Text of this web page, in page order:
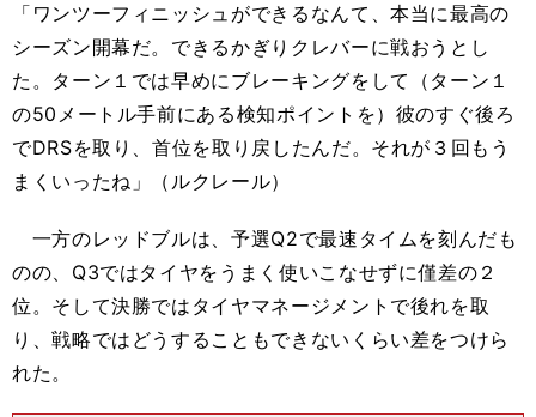
「ワンツーフィニッシュができるなんて、本当に最高の
シーズン開幕だ。できるかぎりクレバーに戦おうとし
た。ターン１では早めにブレーキングをして（ターン１
の50メートル手前にある検知ポイントを）彼のすぐ後ろ
でDRSを取り、首位を取り戻したんだ。それが３回もう
まくいったね」（ルクレール）
一方のレッドブルは、予選Q2で最速タイムを刻んだも
のの、Q3ではタイヤをうまく使いこなせずに僅差の２
位。そして決勝ではタイヤマネージメントで後れを取
り、戦略ではどうすることもできないくらい差をつけら
れた。